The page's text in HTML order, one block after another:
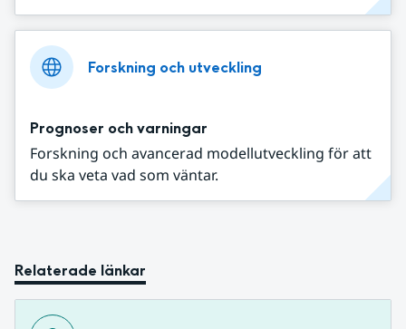
Forskning och utveckling
Prognoser och varningar
Forskning och avancerad modellutveckling för att
du ska veta vad som väntar.
Relaterade länkar